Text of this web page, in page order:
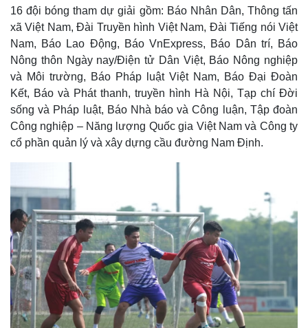
Chứng khoán
Giá cà phê
16 đội bóng tham dự giải gồm: Báo Nhân Dân, Thông tấn
xã Việt Nam, Đài Truyền hình Việt Nam, Đài Tiếng nói Việt
Nam, Báo Lao Động, Báo VnExpress, Báo Dân trí, Báo
Nông thôn Ngày nay/Điện tử Dân Việt, Báo Nông nghiệp
và Môi trường, Báo Pháp luật Việt Nam, Báo Đại Đoàn
Kết, Báo và Phát thanh, truyền hình Hà Nội, Tạp chí Đời
sống và Pháp luật, Báo Nhà báo và Công luận, Tập đoàn
Công nghiệp – Năng lượng Quốc gia Việt Nam và Công ty
cổ phần quản lý và xây dựng cầu đường Nam Định.